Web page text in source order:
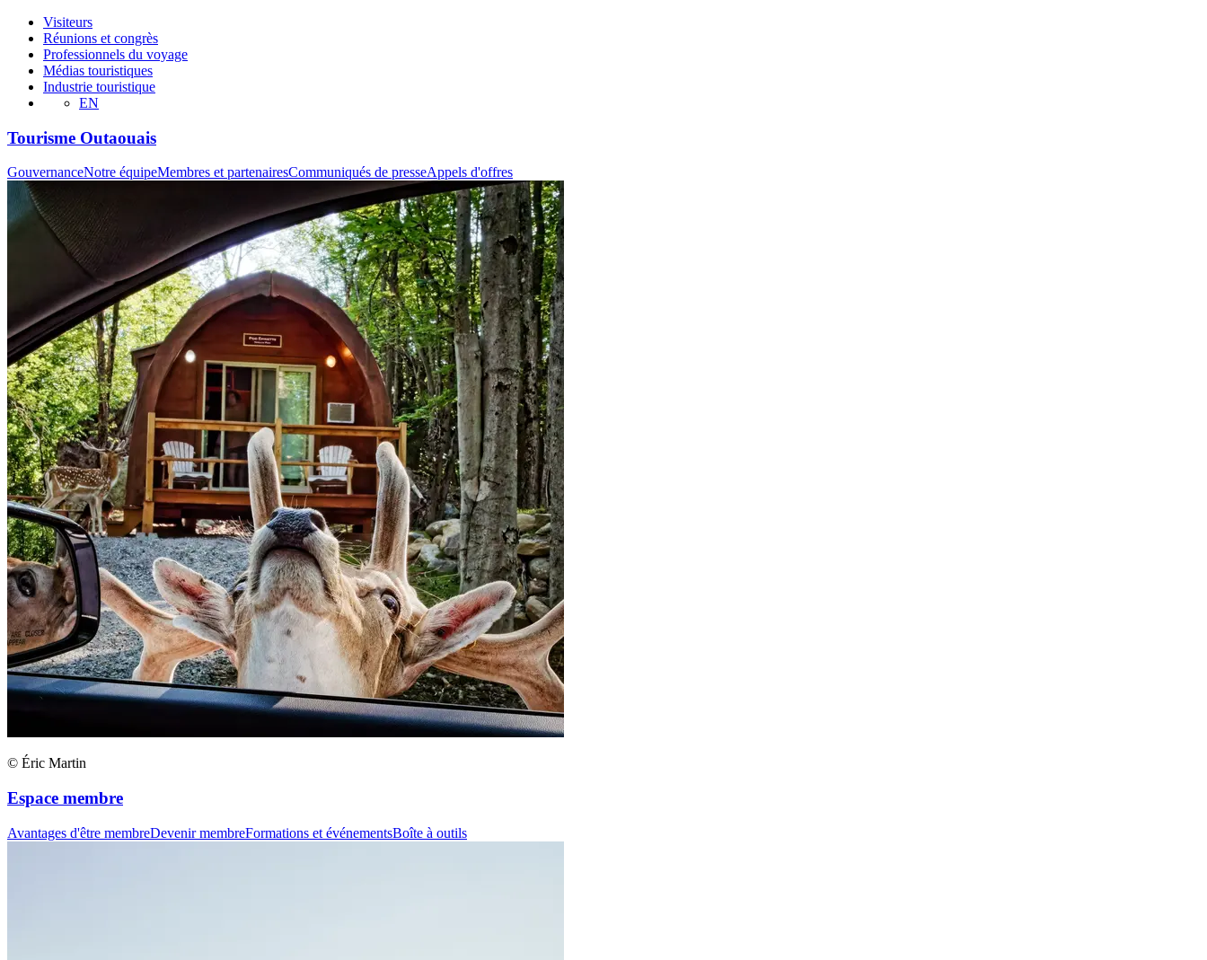
Visiteurs
Réunions et congrès
Professionnels du voyage
Médias touristiques
Industrie touristique
EN
Tourisme Outaouais
GouvernanceNotre équipeMembres et partenairesCommuniqués de presseAppels d'offres
© Éric Martin
Espace membre
Avantages d'être membreDevenir membreFormations et événementsBoîte à outils